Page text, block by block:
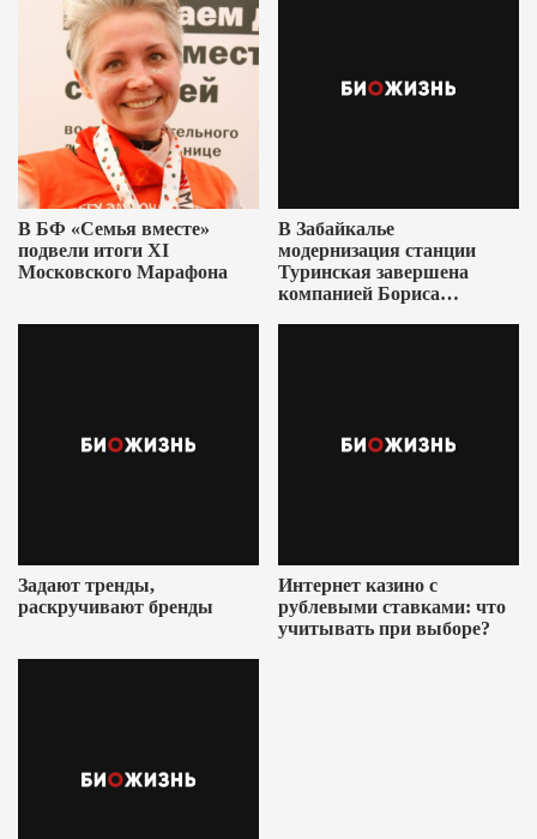
В БФ «Семья вместе»
подвели итоги XI
Московского Марафона
В Забайкалье
модернизация станции
Туринская завершена
компанией Бориса
Задают тренды,
раскручивают бренды
Интернет казино с
рублевыми ставками: что
учитывать при выборе?